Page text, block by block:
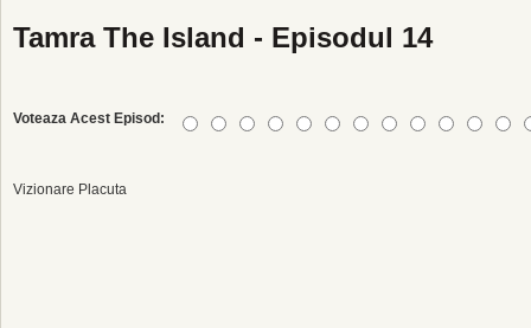
Tamra The Island - Episodul 14
Voteaza Acest Episod:
Vizionare Placuta